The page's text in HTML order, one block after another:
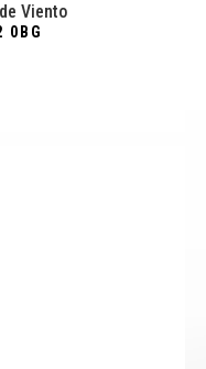
Viento
0BG